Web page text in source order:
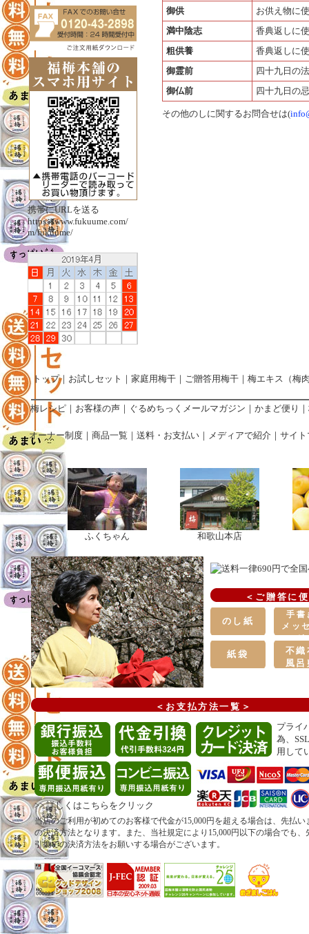
携帯にURLを送る
https://www.fukuume.com/
m/fukuume/
御供
お供え物に
満中陰志
香典返しに
粗供養
香典返しに
御霊前
四十九日の
御仏前
四十九日の
その他のしに関するお問合せは(
トップ｜ お試しセット ｜ 家庭用梅干 ｜ ご贈答用梅干 ｜ 梅エキス（梅
梅レシピ ｜ お客様の声 ｜ ぐるめちっくメールマガジン ｜ かまど便り ｜
オーナー制度｜ 商品一覧 ｜ 送料・お支払い｜ メディアで紹介｜ サイト
ふくちゃん 和歌山本店
＜ご贈答に
のし紙
手書
メッ
ジ
カー
紙袋
不織
風呂
＜お支払方法一覧＞
プライ
為、
用して
>>詳しくはこちらをクリック
当店のご利用が初めてのお客様で代金が15,000円を超える場合は、先払
の決済方法となります。また、当社規定により15,000円以下の場合でも、
引換での決済方法をお願いする場合がございます。